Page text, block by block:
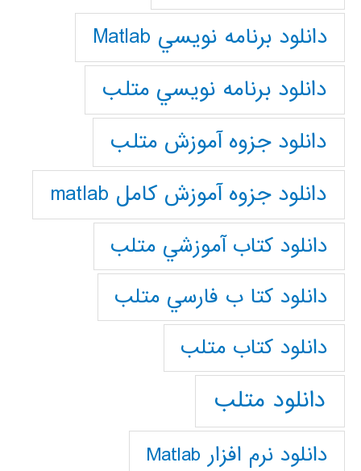
دانلود برنامه نويسي Matlab
دانلود برنامه نويسي متلب
دانلود جزوه آموزش متلب
دانلود جزوه آموزش کامل matlab
دانلود كتاب آموزشي متلب
دانلود كتا ب فارسي متلب
دانلود كتاب متلب
دانلود متلب
دانلود نرم افزار Matlab